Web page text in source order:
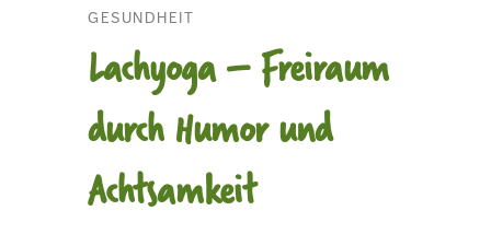
GESUNDHEIT
Lachyoga – Freiraum
durch Humor und
Achtsamkeit